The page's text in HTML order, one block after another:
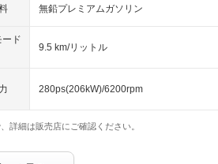
無鉛プレミアムガソリン
ド
9.5 km/リットル
280ps(206kW)/6200rpm
詳細は販売店にご確認ください。